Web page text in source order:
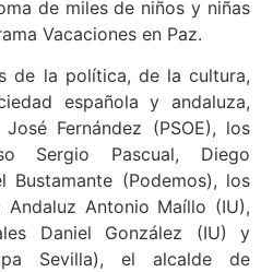
de miles de niños y niñas
Vacaciones en Paz.
de la política, de la cultura,
española y andaluza,
Fernández (PSOE), los
Sergio Pascual, Diego
Bustamante (Podemos), los
Antonio Maíllo (IU),
Daniel González (IU) y
Sevilla), el alcalde de